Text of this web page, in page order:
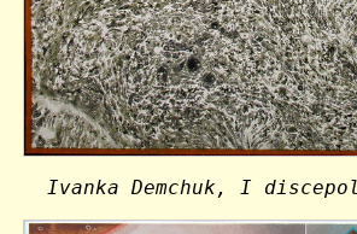
Ivanka Demchuk, I